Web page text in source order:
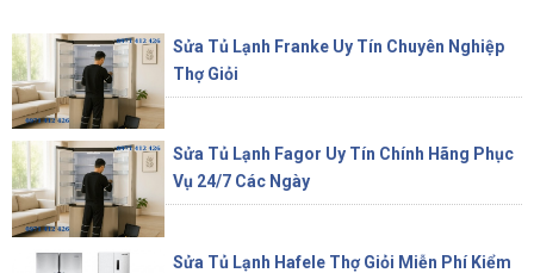
Sửa Tủ Lạnh Franke Uy Tín Chuyên Nghiệp
Thợ Giỏi
Sửa Tủ Lạnh Fagor Uy Tín Chính Hãng Phục
Vụ 24/7 Các Ngày
Sửa Tủ Lạnh Hafele Thợ Giỏi Miễn Phí Kiểm